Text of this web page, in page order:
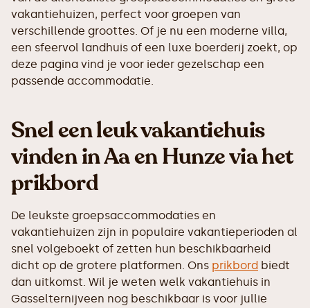
vakantiehuizen, perfect voor groepen van
verschillende groottes. Of je nu een moderne villa,
een sfeervol landhuis of een luxe boerderij zoekt, op
deze pagina vind je voor ieder gezelschap een
passende accommodatie.
Snel een leuk vakantiehuis
vinden in Aa en Hunze via het
prikbord
De leukste groepsaccommodaties en
vakantiehuizen zijn in populaire vakantieperioden al
snel volgeboekt of zetten hun beschikbaarheid
dicht op de grotere platformen. Ons prikbord biedt
dan uitkomst. Wil je weten welk vakantiehuis in
Gasselternijveen nog beschikbaar is voor jullie